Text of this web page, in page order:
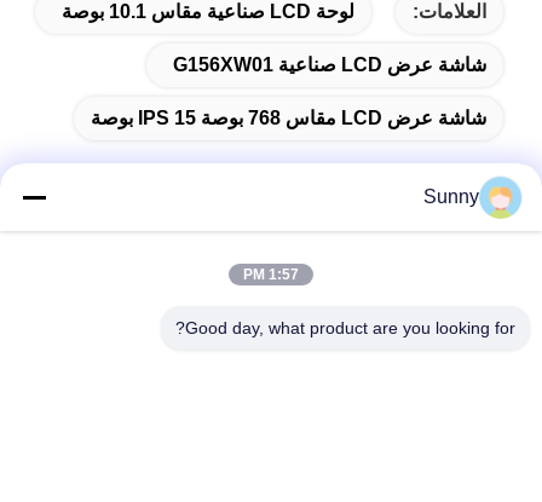
العلامات: لوحة LCD صناعية مقاس 10.1 بوصة
شاشة عرض LCD صناعية G156XW01
شاشة عرض LCD مقاس 768 بوصة IPS 15 بوصة
العنوان
Sunny
1:57 PM
Good day, what product are you looking for?